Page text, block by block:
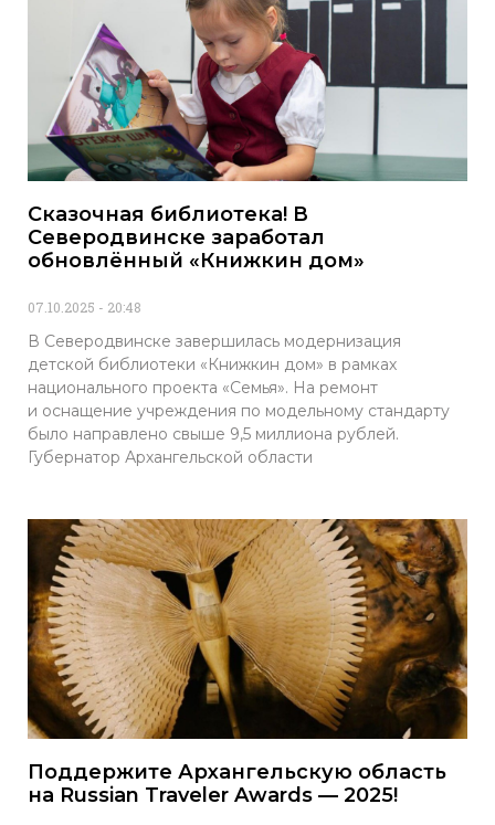
Сказочная библиотека! В
Северодвинске заработал
обновлённый «Книжкин дом»
07.10.2025 20:48
В Северодвинске завершилась модернизация
детской библиотеки «Книжкин дом» в рамках
национального проекта «Семья». На ремонт
и оснащение учреждения по модельному стандарту
было направлено свыше 9,5 миллиона рублей.
Губернатор Архангельской области
Поддержите Архангельскую область
на Russian Traveler Awards — 2025!